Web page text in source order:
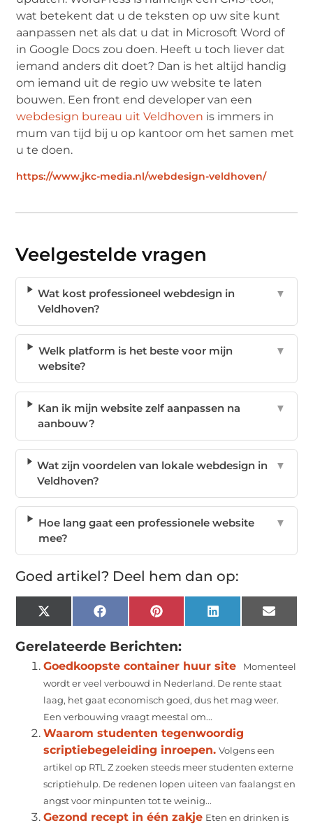
wat betekent dat u de teksten op uw site kunt
aanpassen net als dat u dat in Microsoft Word of
in Google Docs zou doen. Heeft u toch liever dat
iemand anders dit doet? Dan is het altijd handig
om iemand uit de regio uw website te laten
bouwen. Een front end developer van een
webdesign bureau uit Veldhoven is immers in
mum van tijd bij u op kantoor om het samen met
u te doen.
https://www.jkc-media.nl/webdesign-veldhoven/
Veelgestelde vragen
Wat kost professioneel webdesign in
Veldhoven?
▼
Welk platform is het beste voor mijn
website?
▼
Kan ik mijn website zelf aanpassen na
aanbouw?
▼
Wat zijn voordelen van lokale webdesign in
Veldhoven?
▼
Hoe lang gaat een professionele website
mee?
▼
Goed artikel? Deel hem dan op:
X
(Twitter)
Facebook Pinterest LinkedIn Email
Gerelateerde Berichten:
Goedkoopste container huur site
Momenteel
wordt er veel verbouwd in Nederland. De rente staat
laag, het gaat economisch goed, dus het mag weer.
Een verbouwing vraagt meestal om...
Waarom studenten tegenwoordig
scriptiebegeleiding inroepen. Volgens een
artikel op RTL Z zoeken steeds meer studenten externe
scriptiehulp. De redenen lopen uiteen van faalangst en
angst voor minpunten tot te weinig...
Gezond recept in één zakje Eten en drinken is